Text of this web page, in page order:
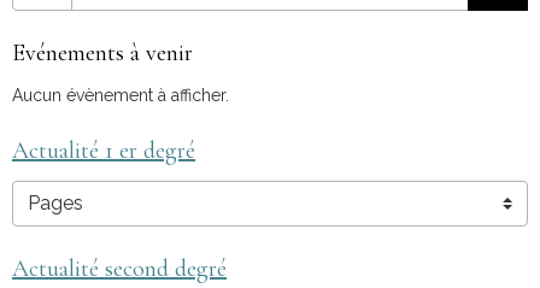
Evénements à venir
Aucun évènement à afficher.
Actualité 1 er degré
Actualité second degré